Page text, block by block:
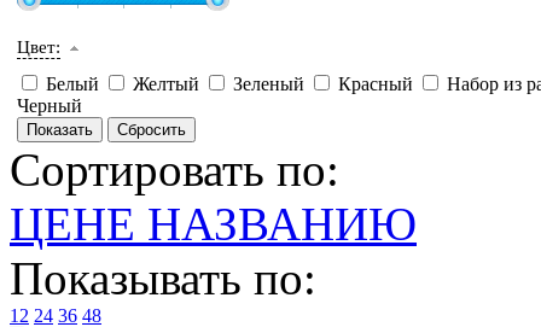
Цвет:
Белый Желтый Зеленый Красный
Набор из
Черный
Сортировать по:
ЦЕНЕ НАЗВАНИЮ
Показывать по:
12 24 36 48